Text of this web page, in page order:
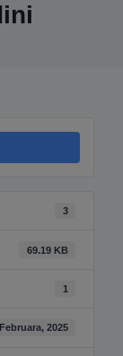
3
69.19 KB
1
2025